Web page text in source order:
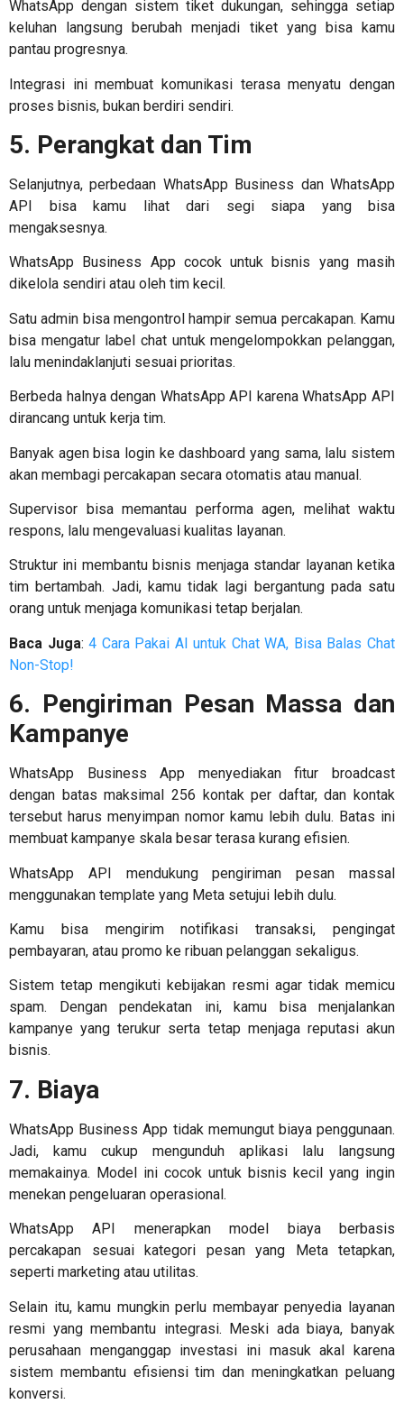
WhatsApp dengan sistem tiket dukungan, sehingga setiap
keluhan langsung berubah menjadi tiket yang bisa kamu
pantau progresnya.
Integrasi ini membuat komunikasi terasa menyatu dengan
proses bisnis, bukan berdiri sendiri.
5. Perangkat dan Tim
Selanjutnya, perbedaan WhatsApp Business dan WhatsApp
API bisa kamu lihat dari segi siapa yang bisa
mengaksesnya.
WhatsApp Business App cocok untuk bisnis yang masih
dikelola sendiri atau oleh tim kecil.
Satu admin bisa mengontrol hampir semua percakapan. Kamu
bisa mengatur label chat untuk mengelompokkan pelanggan,
lalu menindaklanjuti sesuai prioritas.
Berbeda halnya dengan WhatsApp API karena WhatsApp API
dirancang untuk kerja tim.
Banyak agen bisa login ke dashboard yang sama, lalu sistem
akan membagi percakapan secara otomatis atau manual.
Supervisor bisa memantau performa agen, melihat waktu
respons, lalu mengevaluasi kualitas layanan.
Struktur ini membantu bisnis menjaga standar layanan ketika
tim bertambah. Jadi, kamu tidak lagi bergantung pada satu
orang untuk menjaga komunikasi tetap berjalan.
Baca Juga:4 Cara Pakai AI untuk Chat WA, Bisa Balas Chat
Non-Stop!
6. Pengiriman Pesan Massa dan
Kampanye
WhatsApp Business App menyediakan fitur broadcast
dengan batas maksimal 256 kontak per daftar, dan kontak
tersebut harus menyimpan nomor kamu lebih dulu. Batas ini
membuat kampanye skala besar terasa kurang efisien.
WhatsApp API mendukung pengiriman pesan massal
menggunakan template yang Meta setujui lebih dulu.
Kamu bisa mengirim notifikasi transaksi, pengingat
pembayaran, atau promo ke ribuan pelanggan sekaligus.
Sistem tetap mengikuti kebijakan resmi agar tidak memicu
spam. Dengan pendekatan ini, kamu bisa menjalankan
kampanye yang terukur serta tetap menjaga reputasi akun
bisnis.
7. Biaya
WhatsApp Business App tidak memungut biaya penggunaan.
Jadi, kamu cukup mengunduh aplikasi lalu langsung
memakainya. Model ini cocok untuk bisnis kecil yang ingin
menekan pengeluaran operasional.
WhatsApp API menerapkan model biaya berbasis
percakapan sesuai kategori pesan yang Meta tetapkan,
seperti marketing atau utilitas.
Selain itu, kamu mungkin perlu membayar penyedia layanan
resmi yang membantu integrasi. Meski ada biaya, banyak
perusahaan menganggap investasi ini masuk akal karena
sistem membantu efisiensi tim dan meningkatkan peluang
konversi.